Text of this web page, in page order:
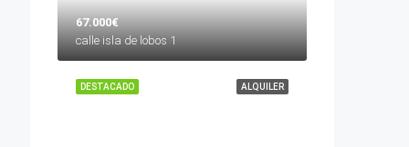
67.000€
calle isla de lobos 1
ALQUILER
DESTACADO